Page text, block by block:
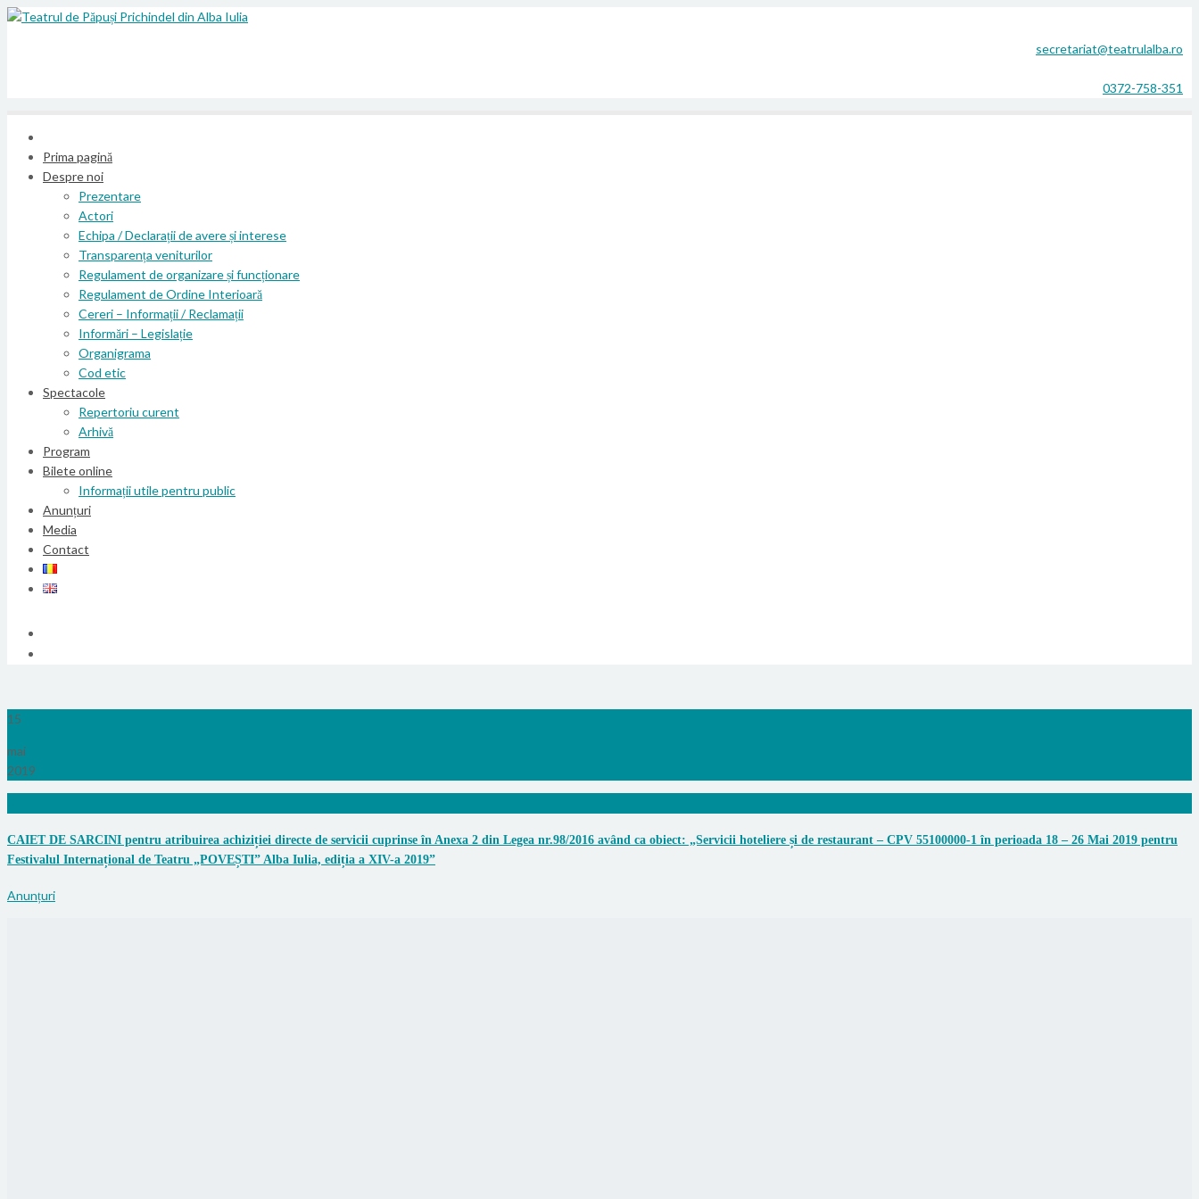
secretariat@teatrulalba.ro
0372-758-351
Prima pagină
Despre noi
Prezentare
Actori
Echipa / Declarații de avere și interese
Transparența veniturilor
Regulament de organizare și funcționare
Regulament de Ordine Interioară
Cereri – Informații / Reclamații
Informări – Legislație
Organigrama
Cod etic
Spectacole
Repertoriu curent
Arhivă
Program
Bilete online
Informații utile pentru public
Anunțuri
Media
Contact
15
mai
2019
CAIET DE SARCINI pentru atribuirea achiziției directe de servicii cuprinse în Anexa 2 din Legea nr.98/2016 având ca obiect: „Servicii hoteliere și de restaurant – CPV 55100000-1 în perioada 18 – 26 Mai 2019 pentru
Festivalul Internațional de Teatru „POVEȘTI” Alba Iulia, ediția a XIV-a 2019”
Anunțuri